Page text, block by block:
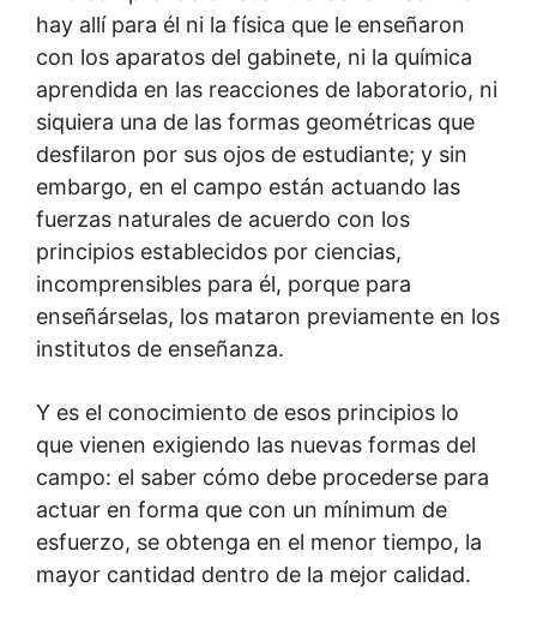
hay allí para él ni la física que le enseñaron
con los aparatos del gabinete, ni la química
aprendida en las reacciones de laboratorio, ni
siquiera una de las formas geométricas que
desfilaron por sus ojos de estudiante; y sin
embargo, en el campo están actuando las
fuerzas naturales de acuerdo con los
principios establecidos por ciencias,
incomprensibles para él, porque para
enseñárselas, los mataron previamente en los
institutos de enseñanza.
Y es el conocimiento de esos principios lo
que vienen exigiendo las nuevas formas del
campo: el saber cómo debe procederse para
actuar en forma que con un mínimum de
esfuerzo, se obtenga en el menor tiempo, la
mayor cantidad dentro de la mejor calidad.